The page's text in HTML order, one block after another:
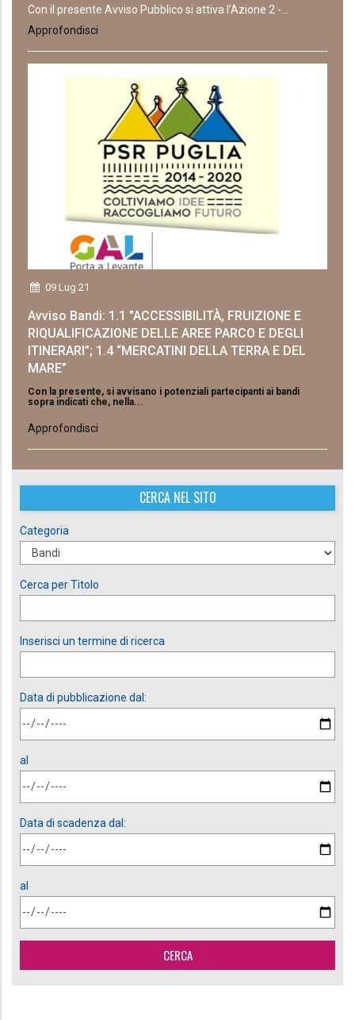
Con il presente Avviso Pubblico si attiva l’Azione 2 -...
Approfondisci
09 Lug 21
Avviso Bandi: 1.1 "ACCESSIBILITÀ, FRUIZIONE E
RIQUALIFICAZIONE DELLE AREE PARCO E DEGLI
ITINERARI”; 1.4 “MERCATINI DELLA TERRA E DEL
MARE”
Con la presente, si avvisano i potenziali partecipanti ai bandi
sopra indicati che, nella...
Approfondisci
CERCA NEL SITO
Categoria
Cerca per Titolo
Inserisci un termine di ricerca
Data di pubblicazione dal:
al
Data di scadenza dal:
al